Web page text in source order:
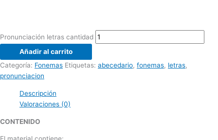
Pronunciación letras cantidad
Añadir al carrito
Categoría: Fonemas Etiquetas: abecedario, fonemas, letras,
pronunciacion
Descripción
Valoraciones (0)
CONTENIDO